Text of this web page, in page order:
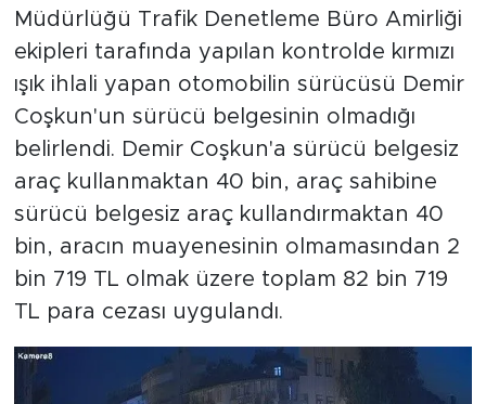
Müdürlüğü Trafik Denetleme Büro Amirliği
ekipleri tarafında yapılan kontrolde kırmızı
ışık ihlali yapan otomobilin sürücüsü Demir
Coşkun'un sürücü belgesinin olmadığı
belirlendi. Demir Coşkun'a sürücü belgesiz
araç kullanmaktan 40 bin, araç sahibine
sürücü belgesiz araç kullandırmaktan 40
bin, aracın muayenesinin olmamasından 2
bin 719 TL olmak üzere toplam 82 bin 719
TL para cezası uygulandı.